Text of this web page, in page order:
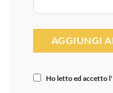
Ho letto ed accetto l'